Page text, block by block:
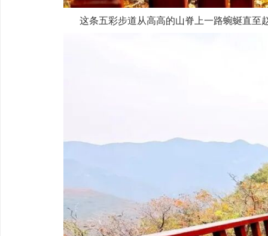
这条五彩步道从高高的山脊上一路蜿蜒直